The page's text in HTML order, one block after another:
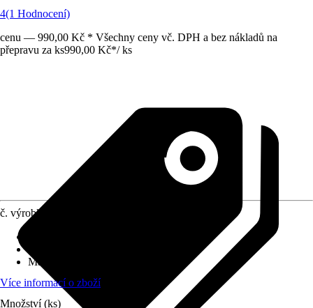
4(1 Hodnocení)
cenu — 990,00 Kč * Všechny ceny vč. DPH a bez nákladů na
přepravu za ks990,00 Kč*/ ks
č. výrobku
Materiál
Více informací o zboží
Množství (ks)